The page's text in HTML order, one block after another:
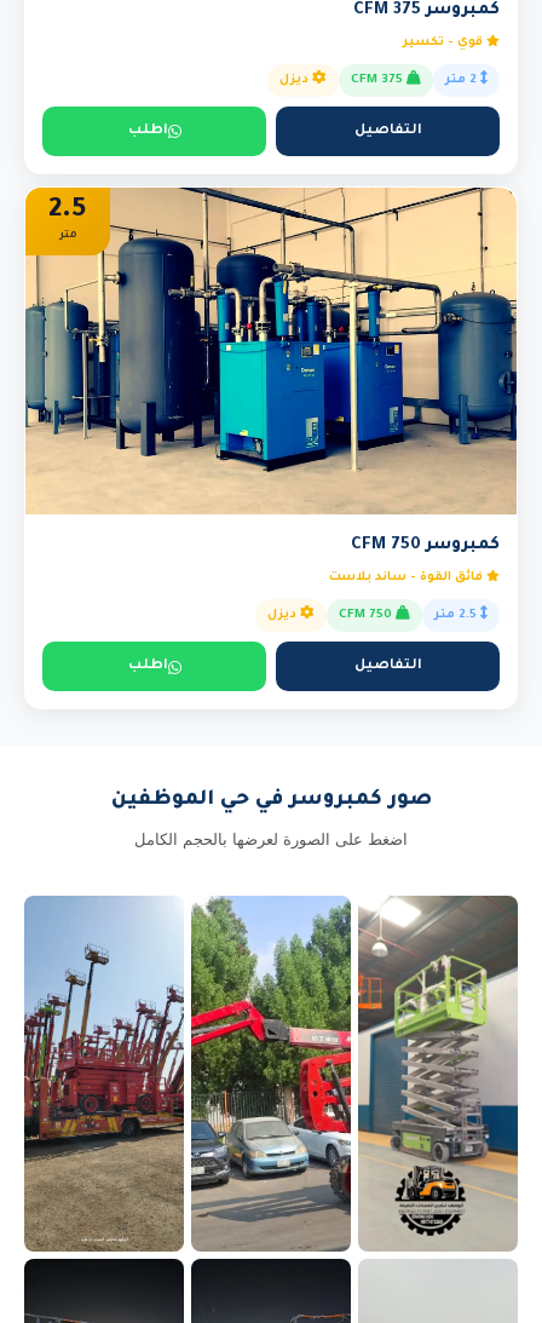
كمبروسر 375 CFM
قوي - تكسير
ديزل
التفاصيل اطلب
2.5
متر
كمبروسر 750 CFM
فائق القوة - ساند بلاست
ديزل
التفاصيل اطلب
صور كمبروسر في حي الموظفين
اضغط على الصورة لعرضها بالحجم الكامل